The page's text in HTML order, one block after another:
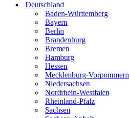
Deutschland
Baden-Württemberg
Bayern
Berlin
Brandenburg
Bremen
Hamburg
Hessen
Mecklenburg-Vorpommern
Niedersachsen
Nordrhein-Westfalen
Rheinland-Pfalz
Sachsen